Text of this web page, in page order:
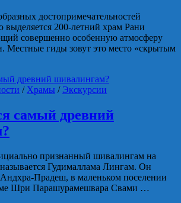
достопримечательностей
200-летний храм Рани
совершенно особенную атмосферу
Местные гиды зовут это место «скрытым
/ Храмы / Экскурсии
самый древний
признанный шивалингам на
Гудималлама Лингам. Он
Прадеш, в маленьком поселении
Шри Парашурамешвара Свами …